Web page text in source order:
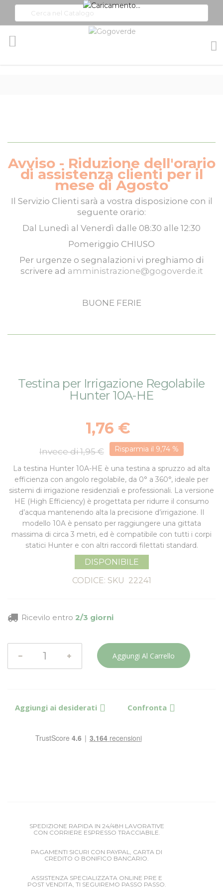
Avviso - Riduzione dell'orario
di assistenza clienti per il
mese di Agosto
Il Servizio Clienti sarà a vostra disposizione con il
seguente orario:
Dal Lunedì al Venerdì dalle 08:30 alle 12:30
Pomeriggio CHIUSO
Per urgenze o segnalazioni vi preghiamo di
scrivere ad amministrazione@gogoverde.it
BUONE FERIE
all'inizio
Testina per Irrigazione Regolabile
Hunter 10A-HE
1,76 €
Invece di 1,95 € Risparmia il 9,74 %
La testina Hunter 10A-HE è una testina a spruzzo ad alta
efficienza con angolo regolabile, da 0° a 360°, ideale per
sistemi di irrigazione residenziali e professionali. La versione
HE (High Efficiency) è progettata per ridurre il consumo
d’acqua mantenendo alta la precisione d’irrigazione. Il
modello 10A è pensato per raggiungere una gittata
massima di circa 3 metri, ed è compatibile con tutti i corpi
statici Hunter e con altri raccordi filettati standard.
DISPONIBILE
CODICE: SKU 22241
Ricevilo entro 2/3 giorni
Aggiungi Al Carrello
Aggiungi ai desiderati Confronta
SPEDIZIONE RAPIDA IN 24/48H LAVORATIVE
CON CORRIERE ESPRESSO TRACCIABILE.
PAGAMENTI SICURI CON PAYPAL, CARTA DI
CREDITO O BONIFICO BANCARIO.
ASSISTENZA SPECIALIZZATA ONLINE PRE E
POST VENDITA, TI SEGUIREMO PASSO PASSO.